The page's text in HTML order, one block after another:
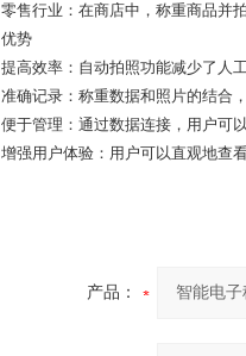
零售行业：在商店中，称重商品并
优势
提高效率：自动拍照功能减少了人
准确记录：称重数据和照片的结合
便于管理：通过数据连接，用户可
增强用户体验：用户可以直观地查
产品：